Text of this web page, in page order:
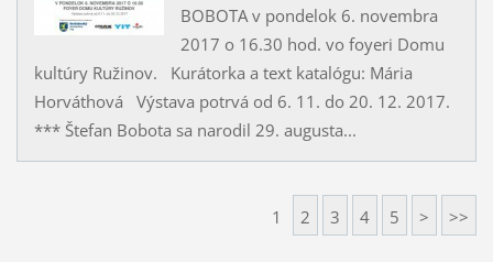
BOBOTA v pondelok 6. novembra
2017 o 16.30 hod. vo foyeri Domu
kultúry Ružinov. Kurátorka a text katalógu: Mária
Horváthová Výstava potrvá od 6. 11. do 20. 12. 2017.
*** Štefan Bobota sa narodil 29. augusta...
1 2 3 4 5 > >>